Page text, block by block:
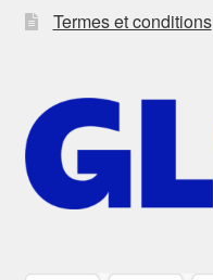
Termes et conditions